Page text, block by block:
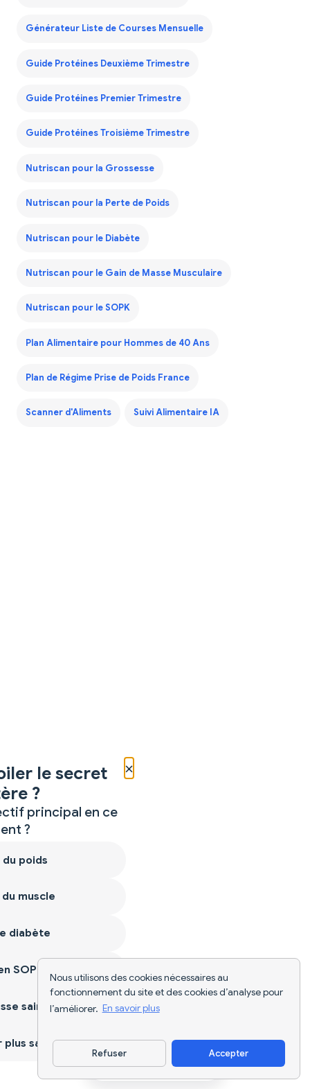
Nous utilisons des cookies nécessaires au
fonctionnement du site et des cookies d’analyse pour
l’améliorer. En savoir plus
Refuser Accepter
Générateur Liste de Courses Mensuelle
Guide Protéines Deuxième Trimestre
Guide Protéines Premier Trimestre
Guide Protéines Troisième Trimestre
Nutriscan pour la Grossesse
Nutriscan pour la Perte de Poids
Nutriscan pour le Diabète
Nutriscan pour le Gain de Masse Musculaire
Nutriscan pour le SOPK
Plan Alimentaire pour Hommes de 40 Ans
Plan de Régime Prise de Poids France
Scanner d'Aliments Suivi Alimentaire IA
Télécharger l'appli
×
le secret
?
principal en ce
?
poids
muscle
diabète
SOPK
saine
sain